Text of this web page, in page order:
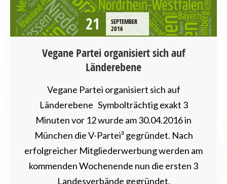
21
SEPTEMBER
2016
Vegane Partei organisiert sich auf
Länderebene
Vegane Partei organisiert sich auf
Länderebene Symbolträchtig exakt 3
Minuten vor 12 wurde am 30.04.2016 in
München die V-Partei³ gegründet. Nach
erfolgreicher Mitgliederwerbung werden am
kommenden Wochenende nun die ersten 3
Landesverbände gegründet.